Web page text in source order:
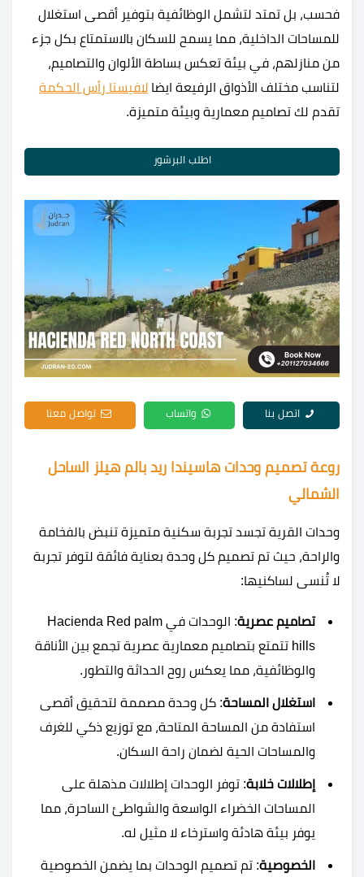
فحسب، بل تمتد لتشمل الوظائفية بتوفير أقصى استغلال
للمساحات الداخلية، مما يسمح للسكان بالاستمتاع بكل جزء
من منازلهم، في بيئة تعكس بساطة الألوان والتصاميم،
لتناسب مختلف الأذواق الرفيعة ايضا لافيستا رأس الحكمة
تقدم لك تصاميم معمارية وبيئة متميزة.
اطلب البرشور
اتصل بنا واتساب تواصل معنا
روعة تصميم وحدات هاسيندا ريد بالم هيلز الساحل
الشمالي
وحدات القرية تجسد تجربة سكنية متميزة تنبض بالفخامة
والراحة، حيث تم تصميم كل وحدة بعناية فائقة لتوفر تجربة
لا تُنسى لساكنيها:
تصاميم عصرية
: الوحدات في Hacienda Red palm
hills تتمتع بتصاميم معمارية عصرية تجمع بين الأناقة
والوظائفية، مما يعكس روح الحداثة والتطور.
استغلال المساحة: كل وحدة مصممة لتحقيق أقصى
استفادة من المساحة المتاحة، مع توزيع ذكي للغرف
والمساحات الحية لضمان راحة السكان.
إطلالات خلابة: توفر الوحدات إطلالات مذهلة على
المساحات الخضراء الواسعة والشواطئ الساحرة، مما
يوفر بيئة هادئة واسترخاء لا مثيل له.
الخصوصية: تم تصميم الوحدات بما يضمن الخصوصية